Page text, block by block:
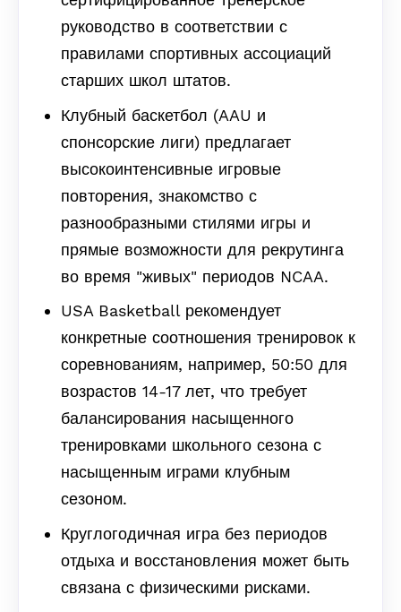
руководство в соответствии с
правилами спортивных ассоциаций
старших школ штатов.
Клубный баскетбол (AAU и
спонсорские лиги) предлагает
высокоинтенсивные игровые
повторения, знакомство с
разнообразными стилями игры и
прямые возможности для рекрутинга
во время "живых" периодов NCAA.
USA Basketball рекомендует
конкретные соотношения тренировок к
соревнованиям, например, 50:50 для
возрастов 14-17 лет, что требует
балансирования насыщенного
тренировками школьного сезона с
насыщенным играми клубным
сезоном.
Круглогодичная игра без периодов
отдыха и восстановления может быть
связана с физическими рисками.